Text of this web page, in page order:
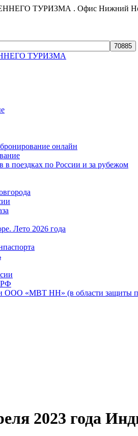
ТУРИЗМА . Офис Нижний
ТУРИЗМА
онлайн
в поездках по России и за рубежом
Лето 2026 года
РФ
ООО «МВТ НН» (в области защиты
2023 года